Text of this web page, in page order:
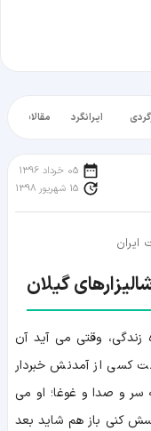
ایرانگرد مقالات
05 خرداد 1396
15 شهریور 1398
ایران
گیلان
زندگی، وقتی می آید آن
کسی از آمدنش خبردار
و صدا و غوغا؛ او می
کنی باز هم شاید بعد